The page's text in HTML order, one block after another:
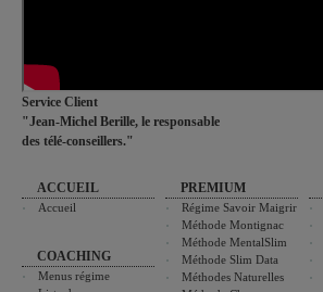
Service Client
"Jean-Michel Berille, le responsable
des télé-conseillers."
ACCUEIL
Accueil
COACHING
Menus régime
PREMIUM
Régime Savoir Maigrir
Méthode Montignac
Méthode MentalSlim
Méthode Slim Data
Méthodes Naturelles